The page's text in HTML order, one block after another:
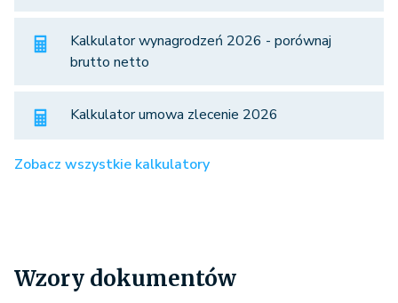
Kalkulator wynagrodzeń 2026 - porównaj
brutto netto
Kalkulator umowa zlecenie 2026
Zobacz wszystkie kalkulatory
Wzory dokumentów